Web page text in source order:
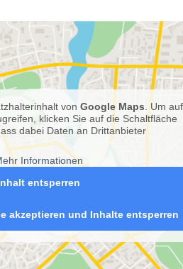
von Google Maps. Um auf
klicken Sie auf die Schaltfläche
dabei Daten an Drittanbieter
Informationen
entsperren
akzeptieren und Inhalte entsperren